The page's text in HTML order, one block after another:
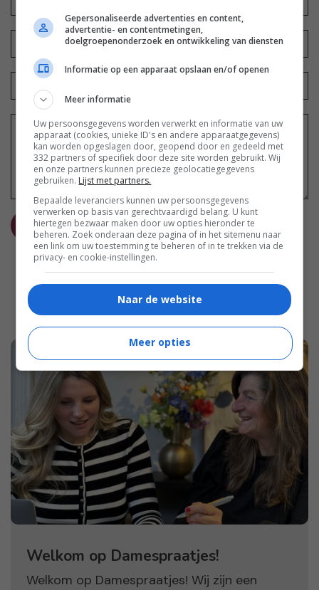
REAGEER
Welkom op Damespraatjes!
Welkom op Damespraatjes! Wij zijn een
Gepersonaliseerde advertenties en content,
advertentie- en contentmetingen,
doelgroepenonderzoek en ontwikkeling van diensten
Informatie op een apparaat opslaan en/of openen
Meer informatie
Uw persoonsgegevens worden verwerkt en informatie van uw
apparaat (cookies, unieke ID's en andere apparaatgegevens)
kan worden opgeslagen door, geopend door en gedeeld met
332 partners of specifiek door deze site worden gebruikt. Wij
en onze partners kunnen precieze geolocatiegegevens
gebruiken. Lijst met partners.
Bepaalde leveranciers kunnen uw persoonsgegevens
verwerken op basis van gerechtvaardigd belang. U kunt
hiertegen bezwaar maken door uw opties hieronder te
beheren. Zoek onderaan deze pagina of in het sitemenu naar
een link om uw toestemming te beheren of in te trekken via de
privacy- en cookie-instellingen.
Naar de website
Meer opties